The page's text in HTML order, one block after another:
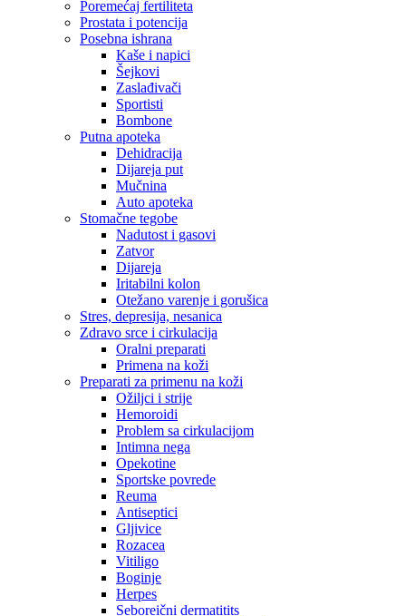
Poremećaj fertiliteta
Prostata i potencija
Posebna ishrana
Kaše i napici
Šejkovi
Zaslađivači
Sportisti
Bombone
Putna apoteka
Dehidracija
Dijareja put
Mučnina
Auto apoteka
Stomačne tegobe
Nadutost i gasovi
Zatvor
Dijareja
Iritabilni kolon
Otežano varenje i gorušica
Stres, depresija, nesanica
Zdravo srce i cirkulacija
Oralni preparati
Primena na koži
Preparati za primenu na koži
Ožiljci i strije
Hemoroidi
Problem sa cirkulacijom
Intimna nega
Opekotine
Sportske povrede
Reuma
Antiseptici
Gljivice
Rozacea
Vitiligo
Boginje
Herpes
Seboreični dermatitits